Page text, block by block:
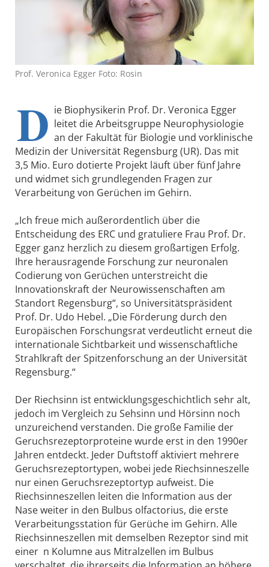
Prof. Veronica Egger Foto: Rosin
D ie Biophysikerin Prof. Dr. Veronica Egger
leitet die Arbeitsgruppe Neurophysiologie
an der Fakultät für Biologie und vorklinische
Medizin der Universität Regensburg (UR). Das mit
3,5 Mio. Euro dotierte Projekt läuft über fünf Jahre
und widmet sich grundlegenden Fragen zur
Verarbeitung von Gerüchen im Gehirn.
„Ich freue mich außerordentlich über die
Entscheidung des ERC und gratuliere Frau Prof. Dr.
Egger ganz herzlich zu diesem großartigen Erfolg.
Ihre herausragende Forschung zur neuronalen
Codierung von Gerüchen unterstreicht die
Innovationskraft der Neurowissenschaften am
Standort Regensburg“, so Universitätspräsident
Prof. Dr. Udo Hebel. „Die Förderung durch den
Europäischen Forschungsrat verdeutlicht erneut die
internationale Sichtbarkeit und wissenschaftliche
Strahlkraft der Spitzenforschung an der Universität
Regensburg.“
Der Riechsinn ist entwicklungsgeschichtlich sehr alt,
jedoch im Vergleich zu Sehsinn und Hörsinn noch
unzureichend verstanden. Die große Familie der
Geruchsrezeptorproteine wurde erst in den 1990er
Jahren entdeckt. Jeder Duftstoff aktiviert mehrere
Geruchsrezeptortypen, wobei jede Riechsinneszelle
nur einen Geruchsrezeptortyp aufweist. Die
Riechsinneszellen leiten die Information aus der
Nase weiter in den Bulbus olfactorius, die erste
Verarbeitungsstation für Gerüche im Gehirn. Alle
Riechsinneszellen mit demselben Rezeptor sind mit
einer n Kolumne aus Mitralzellen im Bulbus